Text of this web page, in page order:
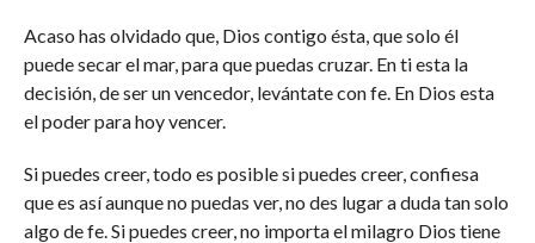
Acaso has olvidado que, Dios contigo ésta, que solo él
puede secar el mar, para que puedas cruzar. En ti esta la
decisión, de ser un vencedor, levántate con fe. En Dios esta
el poder para hoy vencer.
Si puedes creer, todo es posible si puedes creer, confiesa
que es así aunque no puedas ver, no des lugar a duda tan solo
algo de fe. Si puedes creer, no importa el milagro Dios tiene